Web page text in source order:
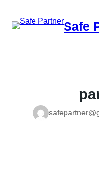
გადასვლა
Safe